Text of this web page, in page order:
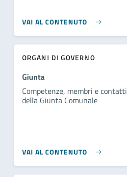
VAI AL CONTENUTO
ORGANI DI GOVERNO
Giunta
Competenze, membri e contatti
della Giunta Comunale
VAI AL CONTENUTO